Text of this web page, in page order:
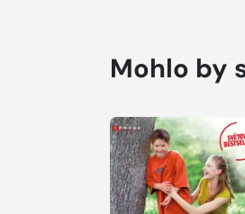
Mohlo by